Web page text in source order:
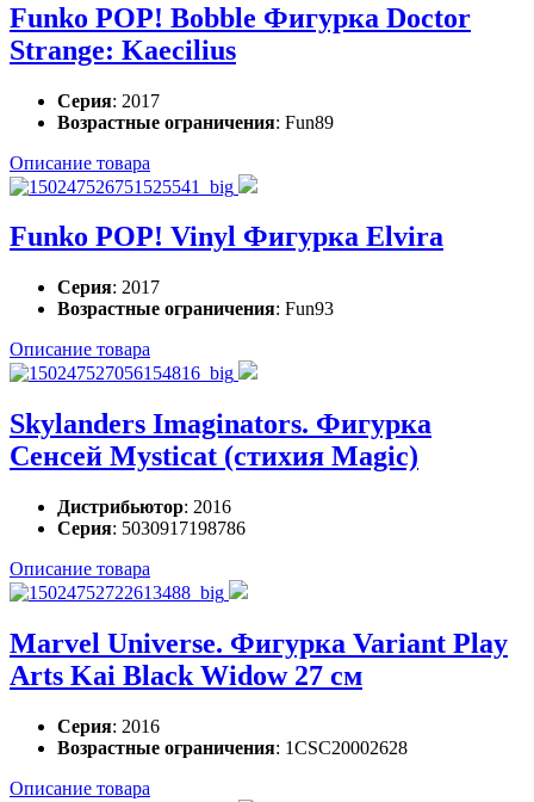
Funko POP! Bobble Фигурка Doctor
Strange: Kaecilius
Серия: 2017
Возрастные ограничения: Fun89
Описание товара
Funko POP! Vinyl Фигурка Elvira
Серия: 2017
Возрастные ограничения: Fun93
Описание товара
Skylanders Imaginators. Фигурка
Сенсей Mysticat (стихия Magic)
Дистрибьютор: 2016
Серия: 5030917198786
Описание товара
Marvel Universe. Фигурка Variant Play
Arts Kai Black Widow 27 см
Серия: 2016
Возрастные ограничения: 1CSC20002628
Описание товара